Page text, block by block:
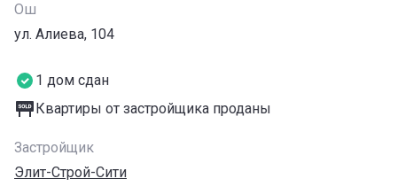
Ош
ул. Алиева, 104
1 дом сдан
Квартиры от застройщика проданы
Застройщик
Элит-Строй-Сити